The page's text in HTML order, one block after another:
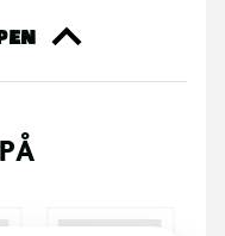
bytter dine varer med
du har købt i butik